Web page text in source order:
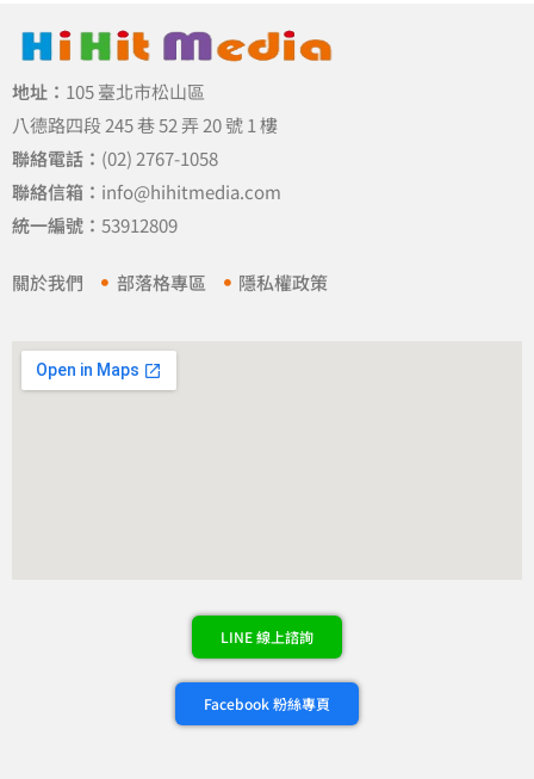
地址： 105 臺北市松山區
八德路四段 245 巷 52 弄 20 號 1 樓
聯絡電話： (02) 2767-1058
聯絡信箱： info@hihitmedia.com
統一編號： 53912809
關於我們 部落格專區 隱私權政策
LINE 線上諮詢
Facebook 粉絲專頁